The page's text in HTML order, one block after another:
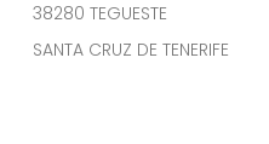
38280 TEGUESTE
SANTA CRUZ DE TENERIFE